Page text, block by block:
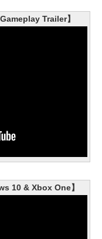
Trailer】
10 & Xbox One】